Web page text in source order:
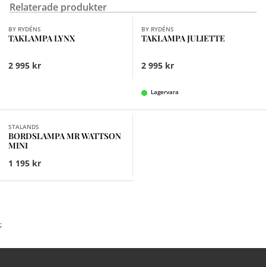
Relaterade produkter
Finns i fler val (2)
BY RYDÉNS
TAKLAMPA LYNX
2 995 kr
BY RYDÉNS
TAKLAMPA JULIETTE
2 995 kr
Lagervara
STALANDS
BORDSLAMPA MR WATTSON
MINI
1 195 kr
;